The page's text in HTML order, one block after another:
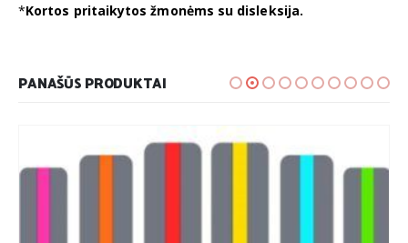
*Kortos pritaikytos žmonėms su disleksija.
PANAŠŪS PRODUKTAI